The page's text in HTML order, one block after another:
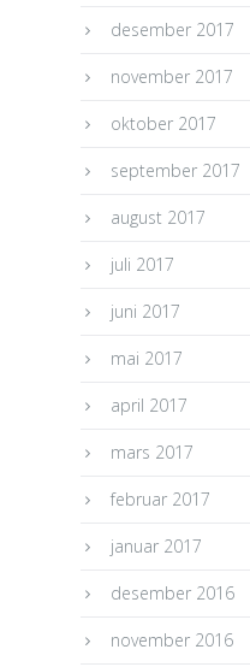
desember 2017
november 2017
oktober 2017
september 2017
august 2017
juli 2017
juni 2017
mai 2017
april 2017
mars 2017
februar 2017
januar 2017
desember 2016
november 2016